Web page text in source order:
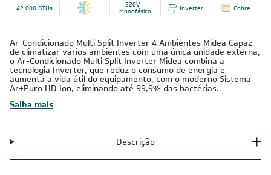
42.000 BTUs
220V -
Monofásico
Inverter Cobre
Ar-Condicionado Multi Split Inverter 4 Ambientes Midea Capaz
de climatizar vários ambientes com uma única unidade externa,
o Ar-Condicionado Multi Split Inverter Midea combina a
tecnologia Inverter, que reduz o consumo de energia e
aumenta a vida útil do equipamento, com o moderno Sistema
Ar+Puro HD Ion, eliminando até 99,9% das bactérias.
Saiba mais
Descrição